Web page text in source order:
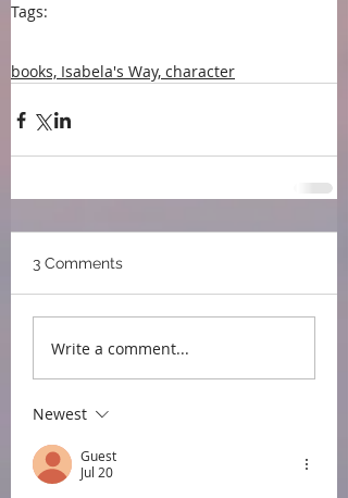
Tags:
books, Isabela's Way, character
3 Comments
Write a comment...
Newest
Guest
Jul 20